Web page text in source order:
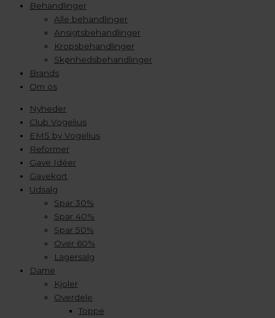
Behandlinger
Alle behandlinger
Ansigtsbehandlinger
Kropsbehandlinger
Skønhedsbehandlinger
Brands
Om os
Nyheder
Club Vogelius
EMS by Vogelius
Reformer
Gave Idéer
Gavekort
Udsalg
Spar 30%
Spar 40%
Spar 50%
Over 60%
Lagersalg
Dame
Kjoler
Overdele
Toppe